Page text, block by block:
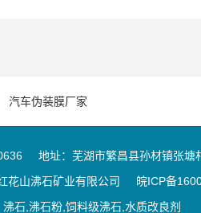
汽车伪装膜厂家
地址：芜湖市繁昌县孙材镇张塘
花山沸石矿业有限公司
皖ICP备
石,沸石粉,饲料级沸石,水质改良剂